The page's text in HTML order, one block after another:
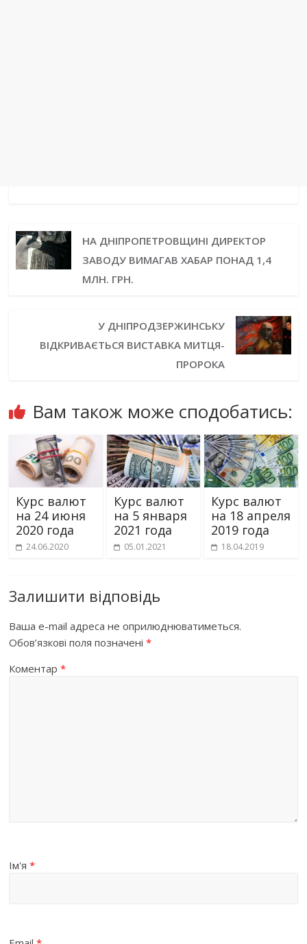
НА ДНІПРОПЕТРОВЩИНІ ДИРЕКТОР
ЗАВОДУ ВИМАГАВ ХАБАР ПОНАД 1,4
МЛН. ГРН.
У ДНІПРОДЗЕРЖИНСЬКУ
ВІДКРИВАЄТЬСЯ ВИСТАВКА МИТЦЯ-
ПРОРОКА
Вам також може сподобатись:
Курс валют
на 24 июня
2020 года
24.06.2020
Курс валют
на 5 января
2021 года
05.01.2021
Курс валют
на 18 апреля
2019 года
18.04.2019
Залишити відповідь
Ваша e-mail адреса не оприлюднюватиметься.
Обов’язкові поля позначені*
Коментар*
Ім'я*